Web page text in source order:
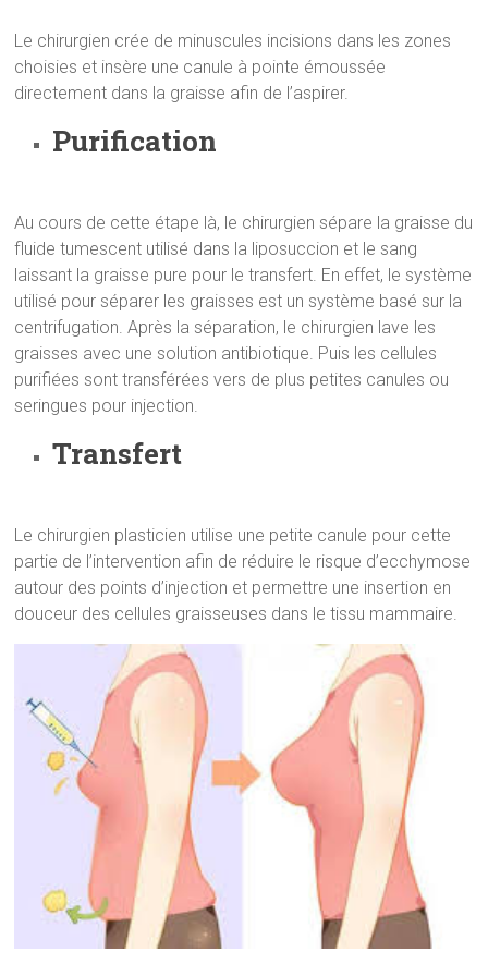
Le chirurgien crée de minuscules incisions dans les zones
choisies et insère une canule à pointe émoussée
directement dans la graisse afin de l’aspirer.
Purification
Au cours de cette étape là, le chirurgien sépare la graisse du
fluide tumescent utilisé dans la liposuccion et le sang
laissant la graisse pure pour le transfert. En effet, le système
utilisé pour séparer les graisses est un système basé sur la
centrifugation. Après la séparation, le chirurgien lave les
graisses avec une solution antibiotique. Puis les cellules
purifiées sont transférées vers de plus petites canules ou
seringues pour injection.
Transfert
Le chirurgien plasticien utilise une petite canule pour cette
partie de l’intervention afin de réduire le risque d’ecchymose
autour des points d’injection et permettre une insertion en
douceur des cellules graisseuses dans le tissu mammaire.